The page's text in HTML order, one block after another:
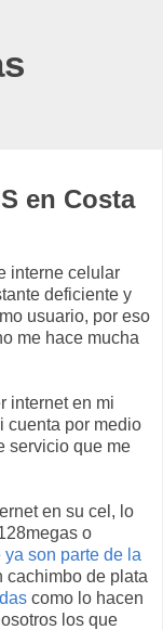
en Costa
interne celular
deficiente y
usuario, por eso
me hace mucha
internet en mi
cuenta por medio
servicio que me
en su cel, lo
o
son parte de la
cachimbo de plata
como lo hacen
los que